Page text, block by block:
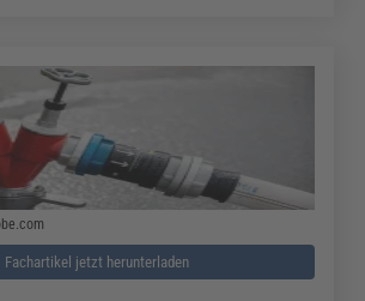
Fachartikel jetzt herunterladen